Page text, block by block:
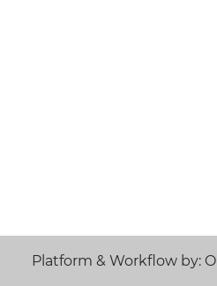
Platform & Workflow by: